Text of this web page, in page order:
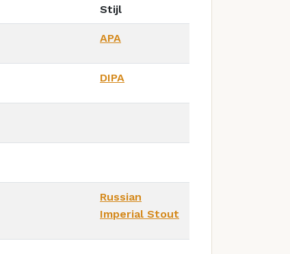
Stijl
APA
DIPA
Russian
Imperial Stout